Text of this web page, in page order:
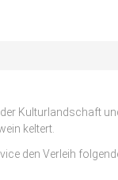
Kulturlandschaft
keltert.
den Verleih